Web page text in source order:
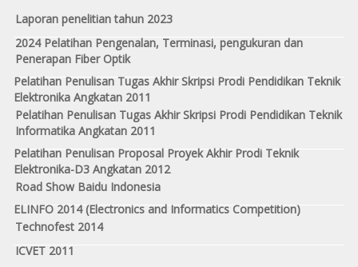
Laporan penelitian tahun 2023
2024 Pelatihan Pengenalan, Terminasi, pengukuran dan
Penerapan Fiber Optik
Pelatihan Penulisan Tugas Akhir Skripsi Prodi Pendidikan Teknik
Elektronika Angkatan 2011
Pelatihan Penulisan Tugas Akhir Skripsi Prodi Pendidikan Teknik
Informatika Angkatan 2011
Pelatihan Penulisan Proposal Proyek Akhir Prodi Teknik
Elektronika-D3 Angkatan 2012
Road Show Baidu Indonesia
ELINFO 2014 (Electronics and Informatics Competition)
Technofest 2014
ICVET 2011